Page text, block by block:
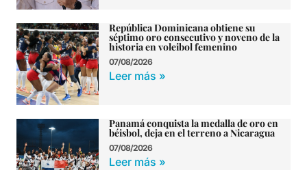
República Dominicana obtiene su
séptimo oro consecutivo y noveno de la
historia en voleibol femenino
07/08/2026
Leer más »
Panamá conquista la medalla de oro en
béisbol, deja en el terreno a Nicaragua
07/08/2026
Leer más »